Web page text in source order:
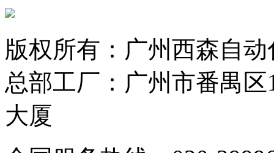
版权所有：广州西森自
总部工厂：广州市番禺
大厦